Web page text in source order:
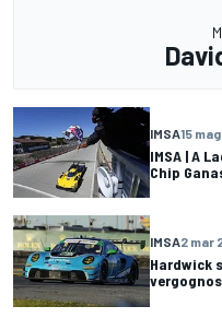
IMSA15
IMSA | A
Chip
IMSA2 mar
Hardwick